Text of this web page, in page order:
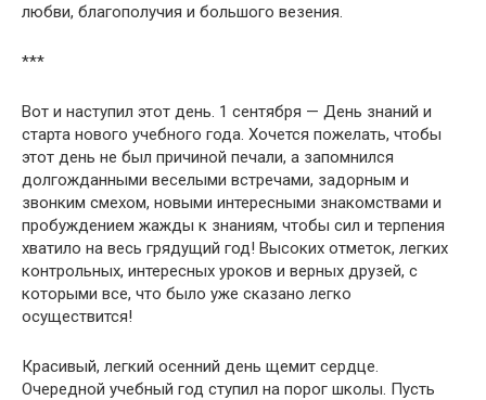
любви, благополучия и большого везения.
***
Вот и наступил этот день. 1 сентября — День знаний и
старта нового учебного года. Хочется пожелать, чтобы
этот день не был причиной печали, а запомнился
долгожданными веселыми встречами, задорным и
звонким смехом, новыми интересными знакомствами и
пробуждением жажды к знаниям, чтобы сил и терпения
хватило на весь грядущий год! Высоких отметок, легких
контрольных, интересных уроков и верных друзей, с
которыми все, что было уже сказано легко
осуществится!
Красивый, легкий осенний день щемит сердце.
Очередной учебный год ступил на порог школы. Пусть